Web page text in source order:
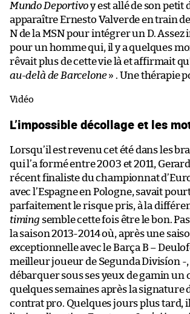
Mundo Deportivoy est allé de son petit
apparaître Ernesto Valverde en train
N de la MSN pour intégrer un D. Assez
pour un homme qui, il y a quelques
rêvait plus de cette vie là et affirmait
au-delà de Barcelone» . Une thérapie
Vidéo
L’impossible décollage et les
Lorsqu’il est revenu cet été dans les
qui l’a formé entre 2003 et 2011,
récent finaliste du championnat
avec l’Espagne en Pologne, savait
parfaitement le risque pris, à la
timing semble cette fois être le bon.
la saison 2013-2014 où, après une
exceptionnelle avec le Barça B –
meilleur joueur de Segunda Divisíon -,
débarquer sous ses yeux de gamin un
quelques semaines après la signature
contrat pro. Quelques jours plus tard,